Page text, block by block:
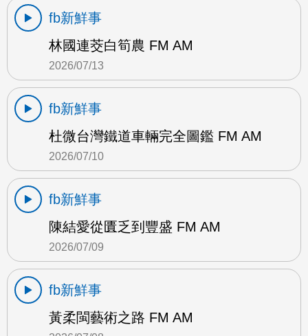
fb新鮮事
林國連茭白筍農 FM AM
2026/07/13
fb新鮮事
杜微台灣鐵道車輛完全圖鑑 FM AM
2026/07/10
fb新鮮事
陳結愛從匱乏到豐盛 FM AM
2026/07/09
fb新鮮事
黃柔閩藝術之路 FM AM